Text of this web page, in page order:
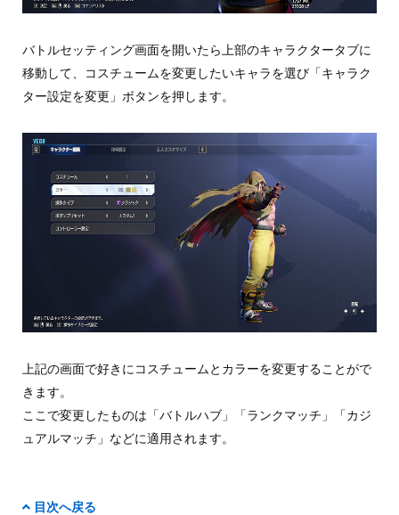
バトルセッティング画面を開いたら上部のキャラクタータブに
移動して、コスチュームを変更したいキャラを選び「キャラク
ター設定を変更」ボタンを押します。
上記の画面で好きにコスチュームとカラーを変更することがで
きます。
ここで変更したものは「バトルハブ」「ランクマッチ」「カジ
ュアルマッチ」などに適用されます。
目次へ戻る